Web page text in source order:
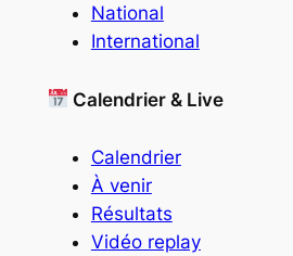
National
International
Calendrier & Live
Calendrier
À venir
Résultats
Vidéo replay